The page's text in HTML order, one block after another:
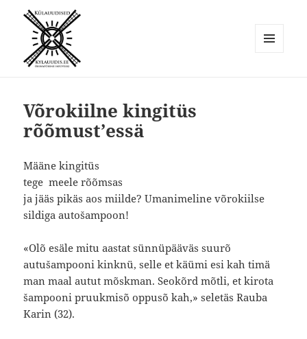
Võrokiilne kingitüs
rõõmust’essä
Määne kingitüs
tege meele rõõmsas
ja jääs pikäs aos miilde? Umanimeline võrokiilse
sildiga autošampoon!
«Olõ esäle mitu aastat sünnüpääväs suurõ
autušampooni kinknü, selle et käümi esi kah timä
man maal autut mõskman. Seokõrd mõtli, et kirota
šampooni pruukmisõ oppusõ kah,» seletäs Rauba
Karin (32).